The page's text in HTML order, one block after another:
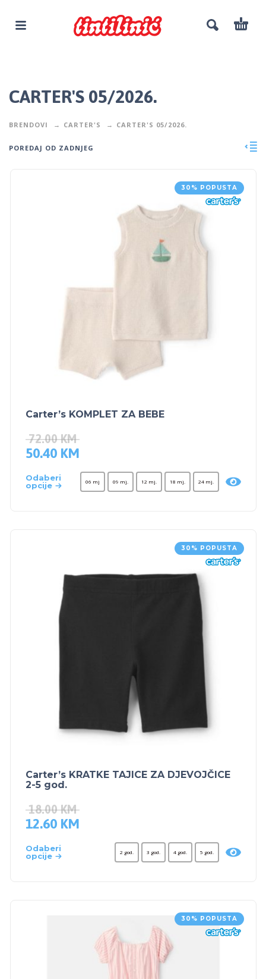
CARTER'S 05/2026.
BRENDOVI CARTER'S CARTER'S 05/2026.
POREDAJ OD ZADNJEG
30% POPUSTA
Carter’s KOMPLET ZA BEBE
72.00KM
50.40 KM
Odaberi
opcije
06 mj 09 mj. 12 mj. 18 mj. 24 mj.
30% POPUSTA
Carter’s KRATKE TAJICE ZA DJEVOJČICE
2-5 god.
18.00KM
12.60 KM
Odaberi
opcije
2 god. 3 god. 4 god. 5 god.
30% POPUSTA